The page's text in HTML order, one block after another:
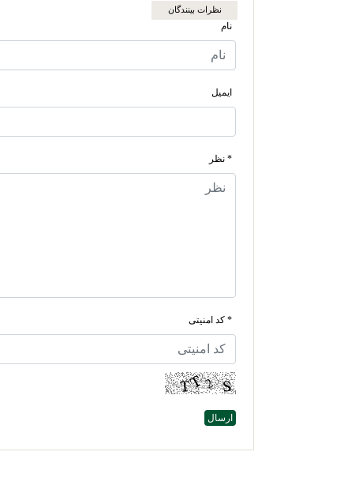
نظرات بینندگان
نام
ایمیل
* نظر
* کد امنیتی